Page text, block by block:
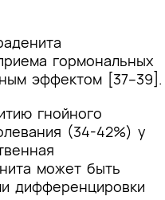
гормональных
эффектом [37–39].
гнойного
(34-42%) у
может быть
дифференцировки